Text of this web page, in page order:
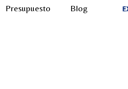
Presupuesto
Blog